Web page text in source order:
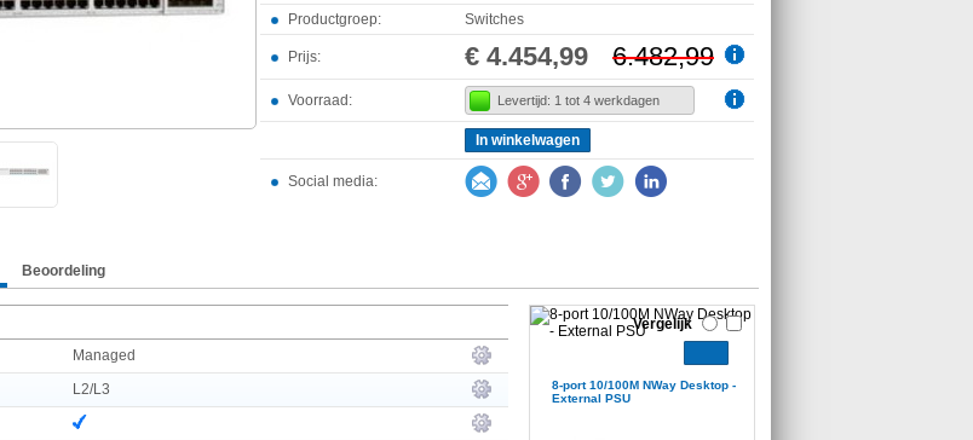
Productgroep:
Switches
Prijs: € 4.454,99 6.482,99
Voorraad: Levertijd: 1 tot 4 werkdagen
In winkelwagen
Social media:
Beoordeling
Managed
L2/L3
8-port 10/100M NWay Desktop -
External PSU
Vergelijk